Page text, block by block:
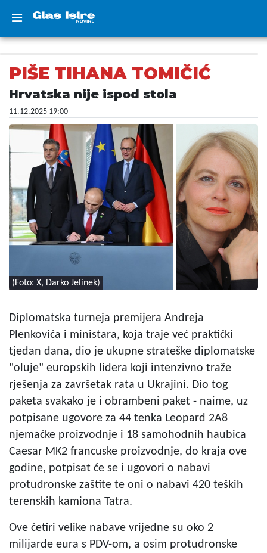
PIŠE TIHANA TOMIČIĆ
Hrvatska nije ispod stola
11.12.2025 19:00
(Foto: X, Darko Jelinek)
Diplomatska turneja premijera Andreja
Plenkovića i ministara, koja traje već praktički
tjedan dana, dio je ukupne strateške diplomatske
"oluje" europskih lidera koji intenzivno traže
rješenja za završetak rata u Ukrajini. Dio tog
paketa svakako je i obrambeni paket - naime, uz
potpisane ugovore za 44 tenka Leopard 2A8
njemačke proizvodnje i 18 samohodnih haubica
Caesar MK2 francuske proizvodnje, do kraja ove
godine, potpisat će se i ugovori o nabavi
protudronske zaštite te oni o nabavi 420 teških
terenskih kamiona Tatra.
Ove četiri velike nabave vrijedne su oko 2
milijarde eura s PDV-om, a osim protudronske